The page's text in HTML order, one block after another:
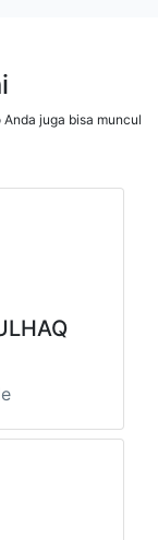
juga bisa muncul